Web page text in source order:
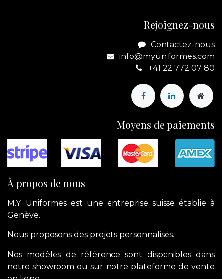
Rejoignez-nous
Contactez-nous
info@myuniformes.com
+41 22 772 07 80
Moyens de paiements
À propos de nous
M.Y. Uniformes est une entreprise suisse établie à
Genève.
Nous proposons des projets personnalisés.
Nos modèles de référence sont disponibles dans
notre showroom ou sur notre plateforme de vente